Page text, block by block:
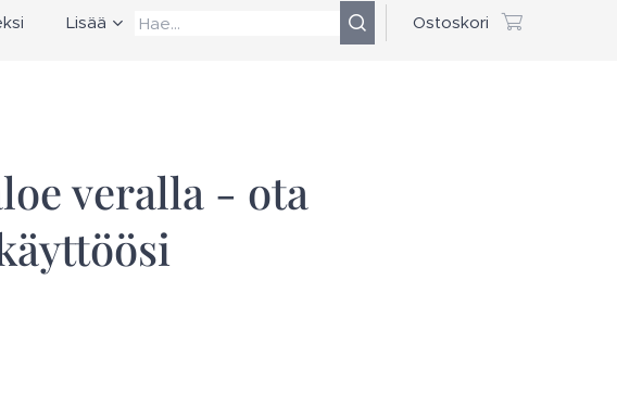
Lisää Ostoskori
veralla - ota